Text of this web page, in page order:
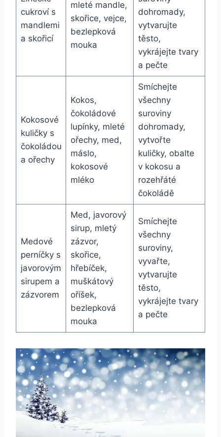
cukroví s
mandlemi
a skořicí
mleté mandle,
skořice, vejce,
bezlepková
mouka
dohromady,
vytvarujte
těsto,
vykrájejte tvary
a pečte
Kokosové
kuličky s
čokoládou
a ořechy
Kokos,
čokoládové
lupínky, mleté
ořechy, med,
máslo,
kokosové
mléko
Smíchejte
všechny
suroviny
dohromady,
vytvořte
kuličky, obalte
v kokosu a
rozehřáté
čokoládě
Medové
perníčky s
javorovým
sirupem a
zázvorem
Med, javorový
sirup, mletý
zázvor,
skořice,
hřebíček,
muškátový
oříšek,
bezlepková
mouka
Smíchejte
všechny
suroviny,
vyvařte,
vytvarujte
těsto,
vykrájejte tvary
a pečte